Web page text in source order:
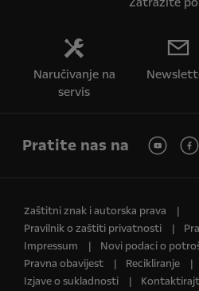
Naručivanje na
servis
Pratite nas na
Zaštitni znak i autorska prava
Pravilnik o zaštiti privatnosti
Impressum
Novi podaci o
Pravna obavijest
Recikliranje
Izjave o sukladnosti